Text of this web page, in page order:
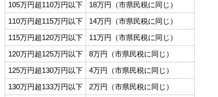
105万円超110万円以下
18万円（市県民税に同じ）
110万円超115万円以下
14万円（市県民税に同じ）
115万円超120万円以下
11万円（市県民税に同じ）
120万円超125万円以下
8万円（市県民税に同じ）
125万円超130万円以下
4万円（市県民税に同じ）
130万円超133万円以下
2万円（市県民税に同じ）